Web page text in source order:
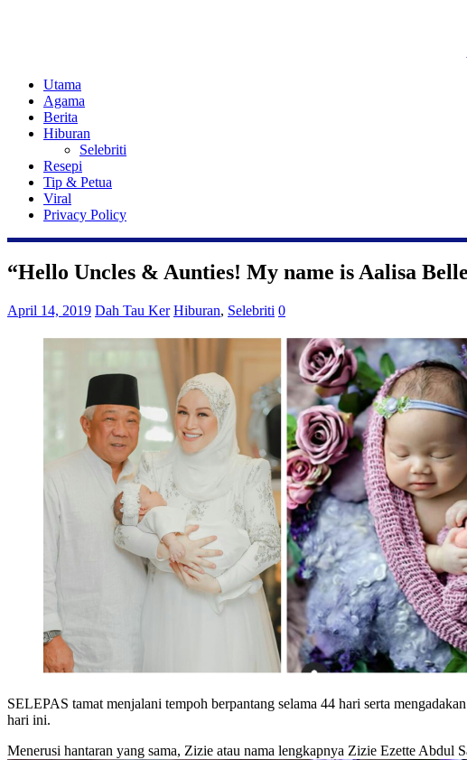
Utama
Agama
Berita
Hiburan
Selebriti
Resepi
Tip & Petua
Viral
Privacy Policy
“Hello Uncles & Aunties! My name is Aalisa
April 14, 2019 Dah Tau Ker Hiburan, Selebriti 0
SELEPAS tamat menjalani tempoh berpantang selama 44 hari serta
hari ini.
Menerusi hantaran yang sama, Zizie atau nama lengkapnya Zizie Ezette Abdul